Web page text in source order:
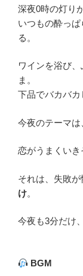
深夜0時の灯り
いつもの酔っ
る。
ワインを浴び
ま。
下品でバカバカ
今夜のテーマは
恋がうまくいき
それは、失敗
け。
今夜も3分だけ
BGM